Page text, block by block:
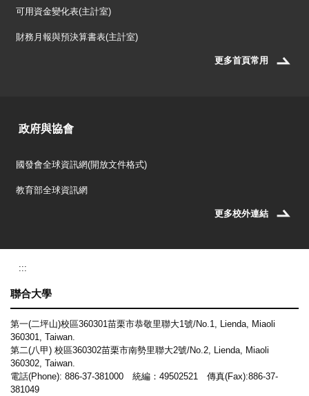
可用資金變化表(主計室)
財務月報與預決算書表(主計室)
更多首頁常用
政府與協會
國發會全球資訊網(開放文件格式)
教育部全球資訊網
更多校外連結
:::
聯合大學
第一(二坪山)校區360301苗栗市恭敬里聯大1號/No.1, Lienda, Miaoli
360301, Taiwan.
第二(八甲) 校區360302苗栗市南勢里聯大2號/No.2, Lienda, Miaoli
360302, Taiwan.
電話(Phone): 886-37-381000 統編：49502521 傳真(Fax):886-37-
381049